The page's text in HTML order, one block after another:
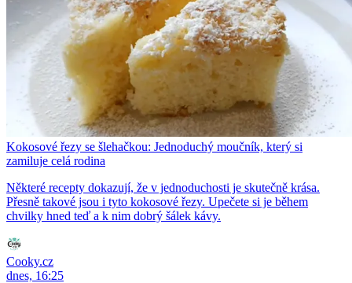
Kokosové řezy se šlehačkou: Jednoduchý moučník, který si
zamiluje celá rodina
Některé recepty dokazují, že v jednoduchosti je skutečně krása.
Přesně takové jsou i tyto kokosové řezy. Upečete si je během
chvilky hned teď a k nim dobrý šálek kávy.
Cooky.cz
dnes, 16:25